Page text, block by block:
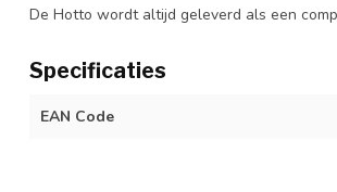
De Hotto wordt altijd geleverd als een
Specificaties
EAN Code